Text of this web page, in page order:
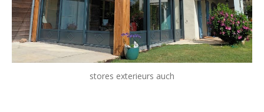
stores exterieurs auch